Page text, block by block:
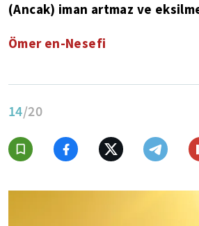
(Ancak) iman artmaz ve
Ömer en-Nesefi
14/20